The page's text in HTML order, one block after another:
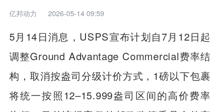
亿邦动力 2026-05-14 09:59
5月14日消息，USPS宣布计划自7月12日起
调整Ground Advantage Commercial费率结
构，取消按盎司分级计价方式，1磅以下包裹
将统一按照12–15.999盎司区间的高价费率